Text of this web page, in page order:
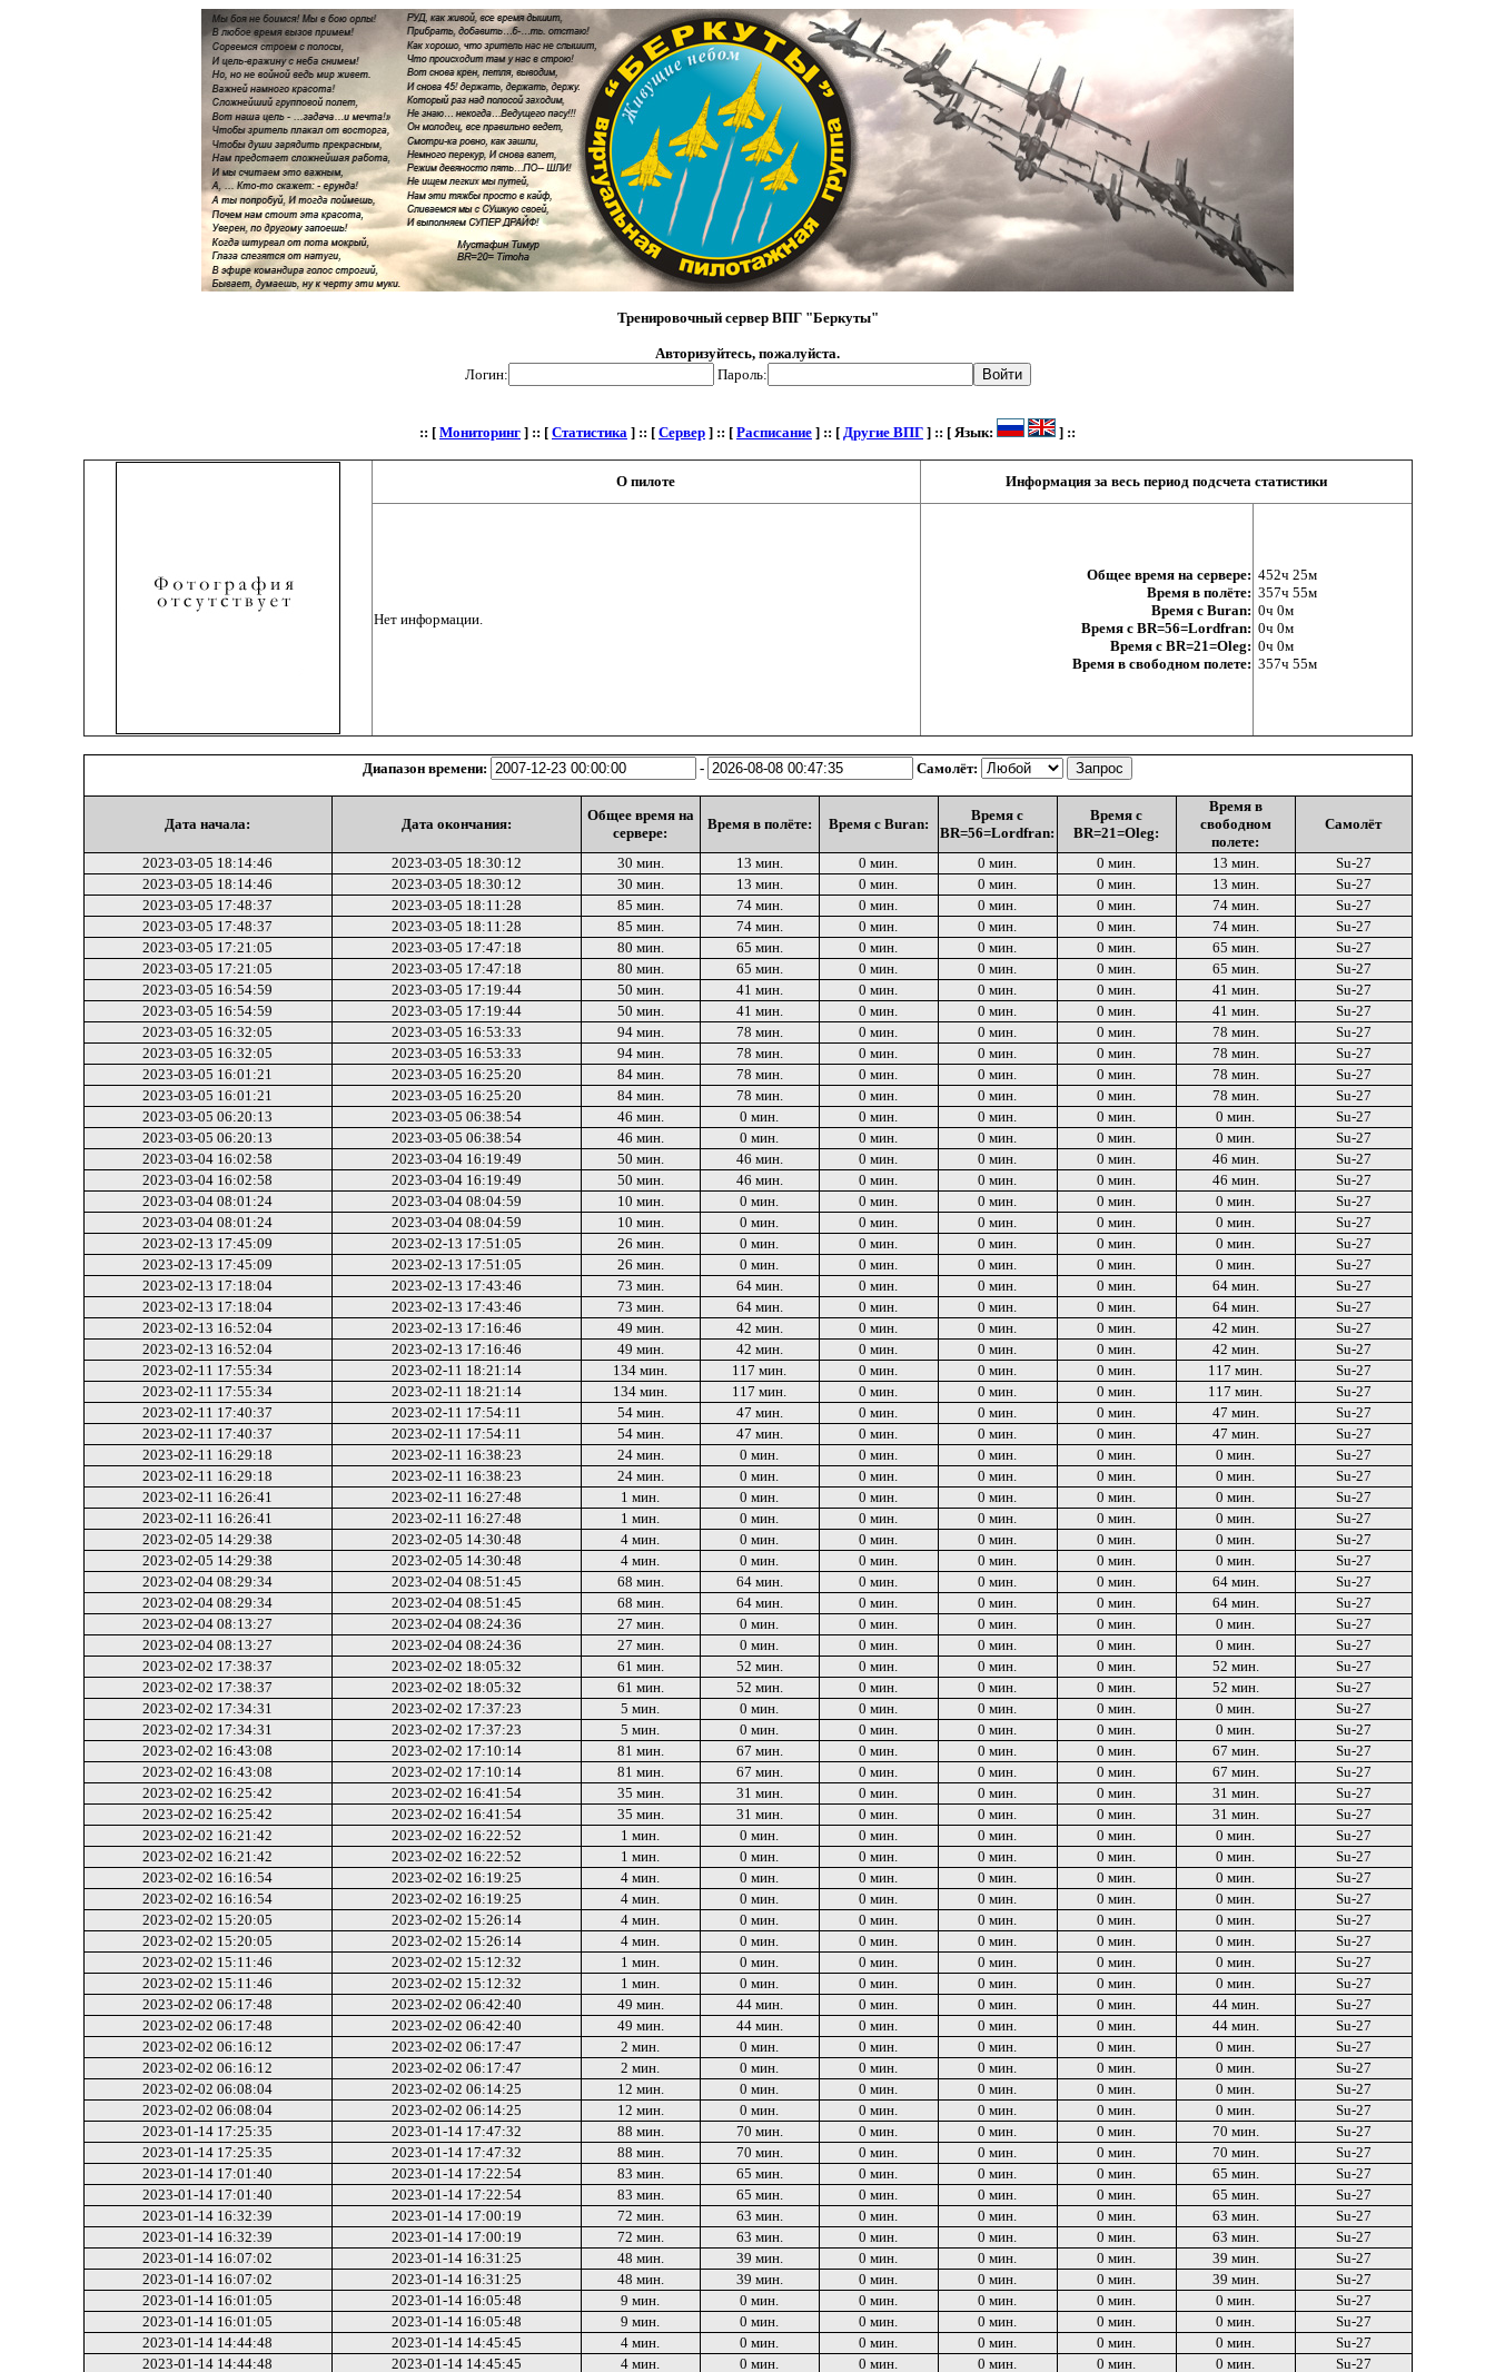
Тренировочный сервер ВПГ "Беркуты"
Авторизуйтесь, пожалуйста.
Логин:
Пароль:
:: [ Мониторинг ] :: [ Статистика ] :: [ Сервер ] :: [ Расписание ] :: [ Другие ВПГ ] :: [ Язык: ] ::
О пилоте Информация за весь период подсчета статистики
Нет информации.
Общее время на сервере:
Время в полёте:
Время с Buran:
Время с BR=56=Lordfran:
Время с BR=21=Oleg:
Время в свободном полете:
452ч 25м
357ч 55м
0ч 0м
0ч 0м
0ч 0м
357ч 55м
Диапазон времени: - Самолёт:
Дата начала: Дата окончания:
Общее время на
сервере:
Время в полёте: Время с Buran:
Время с
BR=56=Lordfran:
Время с
BR=21=Oleg:
Время в
свободном
полете:
Самолёт
2023-03-05 18:14:46 2023-03-05 18:30:12 30 мин. 13 мин. 0 мин. 0 мин. 0 мин. 13 мин.
Su-27
2023-03-05 18:14:46
2023-03-05 18:30:12 30 мин. 13 мин. 0 мин. 0 мин. 0 мин. 13 мин.
Su-27
2023-03-05 17:48:37
2023-03-05 18:11:28 85 мин. 74 мин. 0 мин. 0 мин. 0 мин. 74 мин.
Su-27
2023-03-05 17:48:37
2023-03-05 18:11:28 85 мин. 74 мин. 0 мин. 0 мин. 0 мин. 74 мин.
Su-27
2023-03-05 17:21:05
2023-03-05 17:47:18 80 мин. 65 мин. 0 мин. 0 мин. 0 мин. 65 мин.
Su-27
2023-03-05 17:21:05
2023-03-05 17:47:18 80 мин. 65 мин. 0 мин. 0 мин. 0 мин. 65 мин.
Su-27
2023-03-05 16:54:59
2023-03-05 17:19:44 50 мин. 41 мин. 0 мин. 0 мин. 0 мин. 41 мин.
Su-27
2023-03-05 16:54:59
2023-03-05 17:19:44 50 мин. 41 мин. 0 мин. 0 мин. 0 мин. 41 мин.
Su-27
2023-03-05 16:32:05
2023-03-05 16:53:33 94 мин. 78 мин. 0 мин. 0 мин. 0 мин. 78 мин.
Su-27
2023-03-05 16:32:05
2023-03-05 16:53:33 94 мин. 78 мин. 0 мин. 0 мин. 0 мин. 78 мин.
Su-27
2023-03-05 16:01:21
2023-03-05 16:25:20 84 мин. 78 мин. 0 мин. 0 мин. 0 мин. 78 мин.
Su-27
2023-03-05 16:01:21
2023-03-05 16:25:20 84 мин. 78 мин. 0 мин. 0 мин. 0 мин. 78 мин.
Su-27
2023-03-05 06:20:13
2023-03-05 06:38:54 46 мин. 0 мин. 0 мин. 0 мин. 0 мин. 0 мин.
Su-27
2023-03-05 06:20:13
2023-03-05 06:38:54 46 мин. 0 мин. 0 мин. 0 мин. 0 мин. 0 мин.
Su-27
2023-03-04 16:02:58
2023-03-04 16:19:49 50 мин. 46 мин. 0 мин. 0 мин. 0 мин. 46 мин.
Su-27
2023-03-04 16:02:58
2023-03-04 16:19:49 50 мин. 46 мин. 0 мин. 0 мин. 0 мин. 46 мин.
Su-27
2023-03-04 08:01:24
2023-03-04 08:04:59 10 мин. 0 мин. 0 мин. 0 мин. 0 мин. 0 мин.
Su-27
2023-03-04 08:01:24
2023-03-04 08:04:59 10 мин. 0 мин. 0 мин. 0 мин. 0 мин. 0 мин.
Su-27
2023-02-13 17:45:09
2023-02-13 17:51:05 26 мин. 0 мин. 0 мин. 0 мин. 0 мин. 0 мин.
Su-27
2023-02-13 17:45:09
2023-02-13 17:51:05 26 мин. 0 мин. 0 мин. 0 мин. 0 мин. 0 мин.
Su-27
2023-02-13 17:18:04
2023-02-13 17:43:46 73 мин. 64 мин. 0 мин. 0 мин. 0 мин. 64 мин.
Su-27
2023-02-13 17:18:04
2023-02-13 17:43:46 73 мин. 64 мин. 0 мин. 0 мин. 0 мин. 64 мин.
Su-27
2023-02-13 16:52:04
2023-02-13 17:16:46 49 мин. 42 мин. 0 мин. 0 мин. 0 мин. 42 мин.
Su-27
2023-02-13 16:52:04
2023-02-13 17:16:46 49 мин. 42 мин. 0 мин. 0 мин. 0 мин. 42 мин.
Su-27
2023-02-11 17:55:34
2023-02-11 18:21:14 134 мин. 117 мин. 0 мин. 0 мин. 0 мин. 117 мин.
Su-27
2023-02-11 17:55:34
2023-02-11 18:21:14 134 мин. 117 мин. 0 мин. 0 мин. 0 мин. 117 мин.
Su-27
2023-02-11 17:40:37
2023-02-11 17:54:11 54 мин. 47 мин. 0 мин. 0 мин. 0 мин. 47 мин.
Su-27
2023-02-11 17:40:37
2023-02-11 17:54:11 54 мин. 47 мин. 0 мин. 0 мин. 0 мин. 47 мин.
Su-27
2023-02-11 16:29:18
2023-02-11 16:38:23 24 мин. 0 мин. 0 мин. 0 мин. 0 мин. 0 мин.
Su-27
2023-02-11 16:29:18
2023-02-11 16:38:23 24 мин. 0 мин. 0 мин. 0 мин. 0 мин. 0 мин.
Su-27
2023-02-11 16:26:41
2023-02-11 16:27:48 1 мин. 0 мин. 0 мин. 0 мин. 0 мин. 0 мин.
Su-27
2023-02-11 16:26:41
2023-02-11 16:27:48 1 мин. 0 мин. 0 мин. 0 мин. 0 мин. 0 мин.
Su-27
2023-02-05 14:29:38
2023-02-05 14:30:48 4 мин. 0 мин. 0 мин. 0 мин. 0 мин. 0 мин.
Su-27
2023-02-05 14:29:38
2023-02-05 14:30:48 4 мин. 0 мин. 0 мин. 0 мин. 0 мин. 0 мин.
Su-27
2023-02-04 08:29:34
2023-02-04 08:51:45 68 мин. 64 мин. 0 мин. 0 мин. 0 мин. 64 мин.
Su-27
2023-02-04 08:29:34
2023-02-04 08:51:45 68 мин. 64 мин. 0 мин. 0 мин. 0 мин. 64 мин.
Su-27
2023-02-04 08:13:27
2023-02-04 08:24:36 27 мин. 0 мин. 0 мин. 0 мин. 0 мин. 0 мин.
Su-27
2023-02-04 08:13:27
2023-02-04 08:24:36 27 мин. 0 мин. 0 мин. 0 мин. 0 мин. 0 мин.
Su-27
2023-02-02 17:38:37
2023-02-02 18:05:32 61 мин. 52 мин. 0 мин. 0 мин. 0 мин. 52 мин.
Su-27
2023-02-02 17:38:37
2023-02-02 18:05:32 61 мин. 52 мин. 0 мин. 0 мин. 0 мин. 52 мин.
Su-27
2023-02-02 17:34:31
2023-02-02 17:37:23 5 мин. 0 мин. 0 мин. 0 мин. 0 мин. 0 мин.
Su-27
2023-02-02 17:34:31
2023-02-02 17:37:23 5 мин. 0 мин. 0 мин. 0 мин. 0 мин. 0 мин.
Su-27
2023-02-02 16:43:08
2023-02-02 17:10:14 81 мин. 67 мин. 0 мин. 0 мин. 0 мин. 67 мин.
Su-27
2023-02-02 16:43:08
2023-02-02 17:10:14 81 мин. 67 мин. 0 мин. 0 мин. 0 мин. 67 мин.
Su-27
2023-02-02 16:25:42
2023-02-02 16:41:54 35 мин. 31 мин. 0 мин. 0 мин. 0 мин. 31 мин.
Su-27
2023-02-02 16:25:42
2023-02-02 16:41:54 35 мин. 31 мин. 0 мин. 0 мин. 0 мин. 31 мин.
Su-27
2023-02-02 16:21:42
2023-02-02 16:22:52 1 мин. 0 мин. 0 мин. 0 мин. 0 мин. 0 мин.
Su-27
2023-02-02 16:21:42
2023-02-02 16:22:52 1 мин. 0 мин. 0 мин. 0 мин. 0 мин. 0 мин.
Su-27
2023-02-02 16:16:54
2023-02-02 16:19:25 4 мин. 0 мин. 0 мин. 0 мин. 0 мин. 0 мин.
Su-27
2023-02-02 16:16:54
2023-02-02 16:19:25 4 мин. 0 мин. 0 мин. 0 мин. 0 мин. 0 мин.
Su-27
2023-02-02 15:20:05
2023-02-02 15:26:14 4 мин. 0 мин. 0 мин. 0 мин. 0 мин. 0 мин.
Su-27
2023-02-02 15:20:05
2023-02-02 15:26:14 4 мин. 0 мин. 0 мин. 0 мин. 0 мин. 0 мин.
Su-27
2023-02-02 15:11:46
2023-02-02 15:12:32 1 мин. 0 мин. 0 мин. 0 мин. 0 мин. 0 мин.
Su-27
2023-02-02 15:11:46
2023-02-02 15:12:32 1 мин. 0 мин. 0 мин. 0 мин. 0 мин. 0 мин.
Su-27
2023-02-02 06:17:48
2023-02-02 06:42:40 49 мин. 44 мин. 0 мин. 0 мин. 0 мин. 44 мин.
Su-27
2023-02-02 06:17:48
2023-02-02 06:42:40 49 мин. 44 мин. 0 мин. 0 мин. 0 мин. 44 мин.
Su-27
2023-02-02 06:16:12
2023-02-02 06:17:47 2 мин. 0 мин. 0 мин. 0 мин. 0 мин. 0 мин.
Su-27
2023-02-02 06:16:12
2023-02-02 06:17:47 2 мин. 0 мин. 0 мин. 0 мин. 0 мин. 0 мин.
Su-27
2023-02-02 06:08:04
2023-02-02 06:14:25 12 мин. 0 мин. 0 мин. 0 мин. 0 мин. 0 мин.
Su-27
2023-02-02 06:08:04
2023-02-02 06:14:25 12 мин. 0 мин. 0 мин. 0 мин. 0 мин. 0 мин.
Su-27
2023-01-14 17:25:35
2023-01-14 17:47:32 88 мин. 70 мин. 0 мин. 0 мин. 0 мин. 70 мин.
Su-27
2023-01-14 17:25:35
2023-01-14 17:47:32 88 мин. 70 мин. 0 мин. 0 мин. 0 мин. 70 мин.
Su-27
2023-01-14 17:01:40
2023-01-14 17:22:54 83 мин. 65 мин. 0 мин. 0 мин. 0 мин. 65 мин.
Su-27
2023-01-14 17:01:40
2023-01-14 17:22:54 83 мин. 65 мин. 0 мин. 0 мин. 0 мин. 65 мин.
Su-27
2023-01-14 16:32:39
2023-01-14 17:00:19 72 мин. 63 мин. 0 мин. 0 мин. 0 мин. 63 мин.
Su-27
2023-01-14 16:32:39
2023-01-14 17:00:19 72 мин. 63 мин. 0 мин. 0 мин. 0 мин. 63 мин.
Su-27
2023-01-14 16:07:02
2023-01-14 16:31:25 48 мин. 39 мин. 0 мин. 0 мин. 0 мин. 39 мин.
Su-27
2023-01-14 16:07:02
2023-01-14 16:31:25 48 мин. 39 мин. 0 мин. 0 мин. 0 мин. 39 мин.
Su-27
2023-01-14 16:01:05
2023-01-14 16:05:48 9 мин. 0 мин. 0 мин. 0 мин. 0 мин. 0 мин.
Su-27
2023-01-14 16:01:05
2023-01-14 16:05:48 9 мин. 0 мин. 0 мин. 0 мин. 0 мин. 0 мин.
Su-27
2023-01-14 14:44:48
2023-01-14 14:45:45 4 мин. 0 мин. 0 мин. 0 мин. 0 мин. 0 мин.
Su-27
2023-01-14 14:44:48
2023-01-14 14:45:45 4 мин. 0 мин. 0 мин. 0 мин. 0 мин. 0 мин.
Su-27